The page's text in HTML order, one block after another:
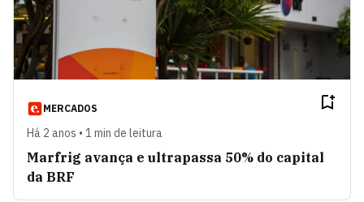
MERCADOS
Há 2 anos • 1 min de leitura
Marfrig avança e ultrapassa 50% do capital
da BRF